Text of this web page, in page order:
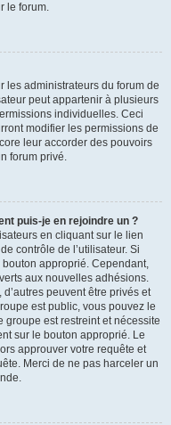
le forum.
les administrateurs du forum de
peut appartenir à plusieurs
individuelles. Ceci
modifier les permissions de
leur accorder des pouvoirs
forum privé.
puis-je en rejoindre un ?
en cliquant sur le lien
contrôle de l’utilisateur. Si
approprié. Cependant,
aux nouvelles adhésions.
peuvent être privés et
est public, vous pouvez le
est restreint et nécessite
sur le bouton approprié. Le
approuver votre requête et
Merci de ne pas harceler un